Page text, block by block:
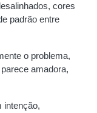
cores
padrão entre
o problema,
amadora,
intenção,